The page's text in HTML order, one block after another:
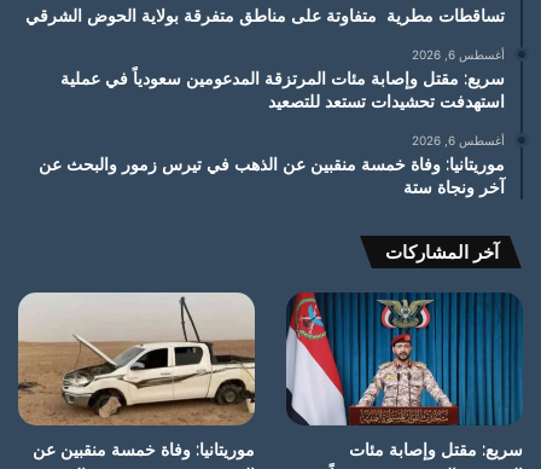
تساقطات مطرية متفاوتة على مناطق متفرقة بولاية الحوض الشرقي
أغسطس 6, 2026
سريع: مقتل وإصابة مئات المرتزقة المدعومين سعودياً في عملية
استهدفت تحشيدات تستعد للتصعيد
أغسطس 6, 2026
موريتانيا: وفاة خمسة منقبين عن الذهب في تيرس زمور والبحث عن
آخر ونجاة ستة
آخر المشاركات
سريع: مقتل وإصابة مئات
موريتانيا: وفاة خمسة منقبين عن